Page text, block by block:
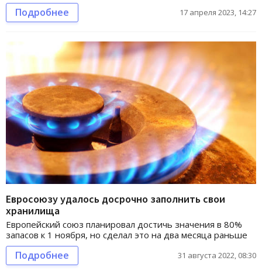
Подробнее 17 апреля 2023, 14:27
Евросоюзу удалось досрочно заполнить свои
хранилища
Европейский союз планировал достичь значения в 80%
запасов к 1 ноября, но сделал это на два месяца раньше
Подробнее 31 августа 2022, 08:30